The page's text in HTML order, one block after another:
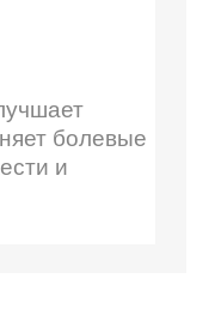
болевые
и